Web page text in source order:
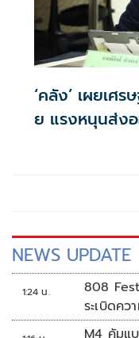
‘คลัง’ เผยเศ
ย แรงหนุนส่ง
NEWS UPDATE
1:24 น.
808
ระเบิดค
M4 คัมแ